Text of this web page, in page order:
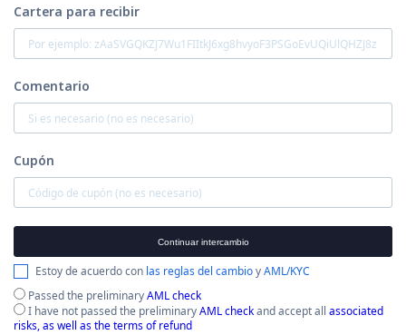
Cartera para recibir
Comentario
Cupón
Continuar intercambio
Estoy de acuerdo con las reglas del cambioyAML/KYC
Passed the preliminaryAML check
I have not passed the preliminaryAML checkand accept all associated
risks, as well as the terms of refund